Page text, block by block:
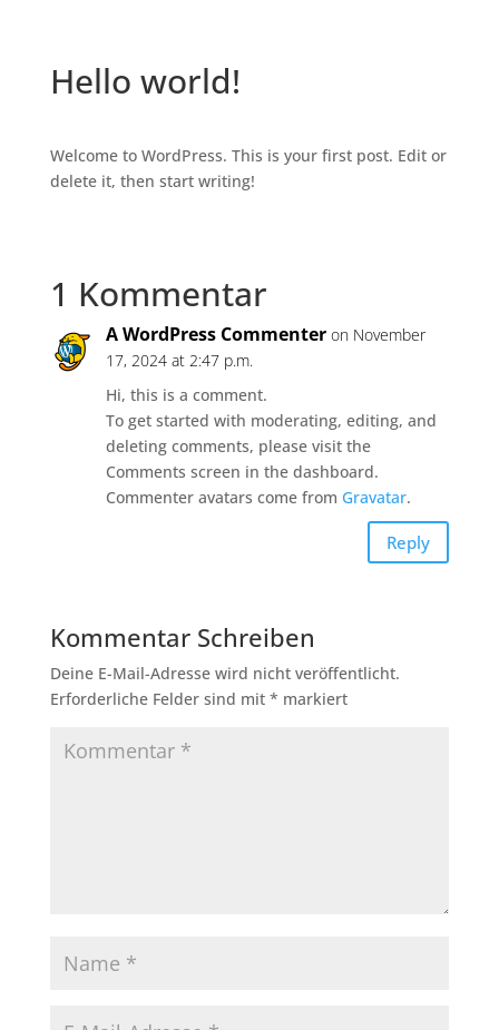
Hello world!
Welcome to WordPress. This is your first post. Edit or
delete it, then start writing!
1 Kommentar
A WordPress Commenter on November
17, 2024 at 2:47 p.m.
Hi, this is a comment.
To get started with moderating, editing, and
deleting comments, please visit the
Comments screen in the dashboard.
Commenter avatars come from Gravatar.
Reply
Kommentar Schreiben
Deine E-Mail-Adresse wird nicht veröffentlicht.
Erforderliche Felder sind mit * markiert